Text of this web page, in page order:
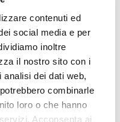
contenuti ed
social media e per
inoltre
il nostro sito con i
dei dati web,
combinarle
loro o che hanno
Acconsenta ai